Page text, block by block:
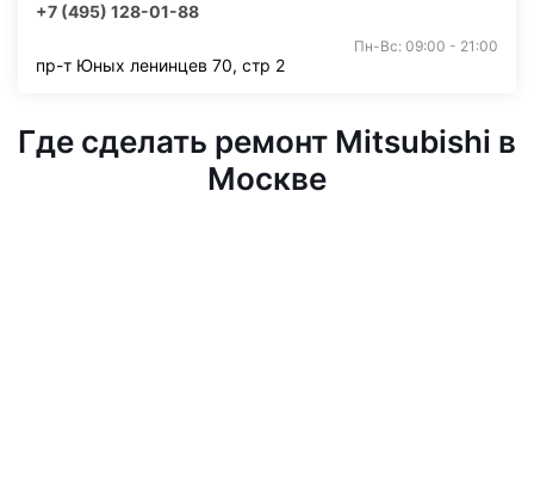
+7 (495) 128-01-88
Пн-Вс: 09:00 - 21:00
пр-т Юных ленинцев 70, стр 2
Где сделать ремонт Mitsubishi в
Москве